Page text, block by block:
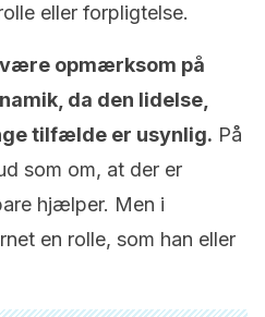
eller forpligtelse.
være opmærksom på
da den lidelse,
tilfælde er usynlig. På
som om, at der er
hjælper. Men i
en rolle, som han eller